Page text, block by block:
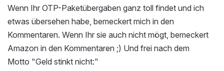
Wenn Ihr OTP-Paketübergaben ganz toll findet und ich
etwas übersehen habe, bemeckert mich in den
Kommentaren. Wenn Ihr sie auch nicht mögt, bemeckert
Amazon in den Kommentaren ;) Und frei nach dem
Motto "Geld stinkt nicht:"